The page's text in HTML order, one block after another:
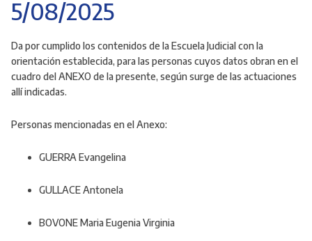
5/08/2025
Da por cumplido los contenidos de la Escuela Judicialcon la
orientación establecida, para las personas cuyos datos obran en el
cuadro del ANEXO de la presente, según surge de las actuaciones
allí indicadas.
Personas mencionadas en el Anexo:
GUERRA Evangelina
GULLACEAntonela
BOVONEMaria Eugenia Virginia